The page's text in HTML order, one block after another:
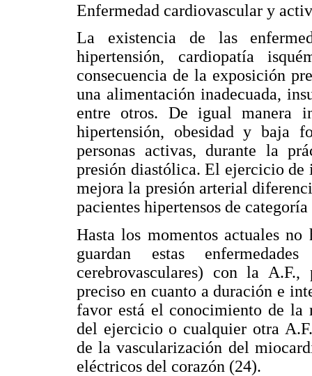
Enfermedad cardiovascular y
La existencia de las
hipertensión, cardiopatía
consecuencia de la exposición
una alimentación inadecuada,
entre otros. De igual manera
hipertensión, obesidad y baja
personas activas, durante la
presión diastólica. El ejercicio de
mejora la presión arterial
pacientes hipertensos de
Hasta los momentos actuales
guardan estas
cerebrovasculares) con la
preciso en cuanto a duración e
favor está el conocimiento de la
del ejercicio o cualquier otra
de la vascularización del
eléctricos del corazón (24).